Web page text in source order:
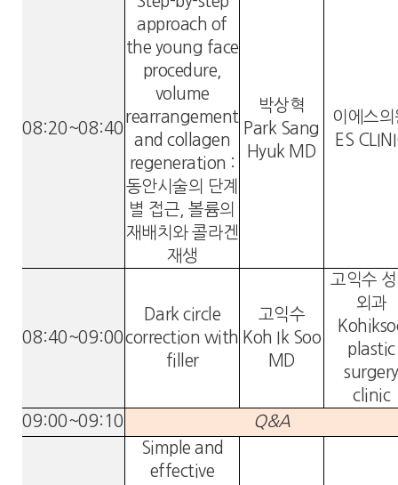
08:20~08:40
approach of
the young face
procedure,
volume
rearrangement
and collagen
regeneration :
동안시술의 단계
별 접근, 볼륨의
재배치와 콜라겐
재생
박상혁
Park Sang
Hyuk MD
이에스의
ES
08:40~09:00
Dark circle
correction with
filler
고익수
Koh Ik Soo
MD
고익수
외과
plastic
surgery
clinic
09:00~09:10
Q&A
Simple and
effective